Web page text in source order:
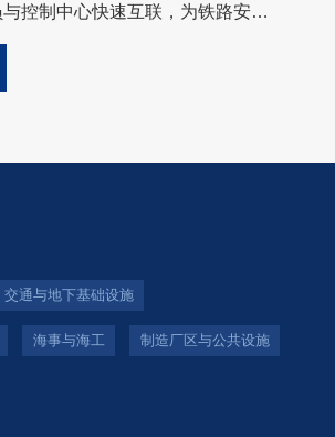
控制中心快速互联，为铁路安全
障。
交通与地下基础设施
海事与海工 制造厂区与公共设施